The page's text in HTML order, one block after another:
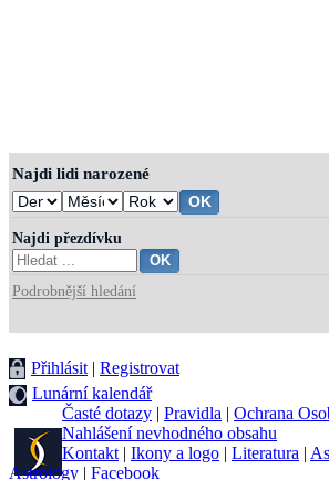
Najdi lidi narozené
Najdi přezdívku
Podrobnější hledání
Přihlásit | Registrovat
Lunární kalendář
Časté dotazy | Pravidla | Ochrana
Nahlášení nevhodného obsahu
Kontakt | Ikony a logo | Literatura |
Astrology | Facebook